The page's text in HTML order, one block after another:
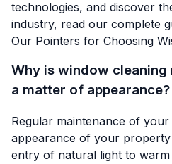
technologies, and discover
industry, read our complete
Our Pointers for Choosing
Why is window
a matter of appearance?
Regular maintenance of
appearance of your property
entry of natural light to